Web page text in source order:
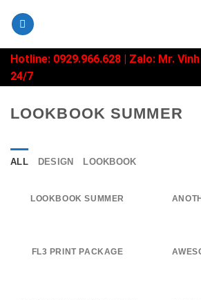
Hotline: 0929.966.628 | Zalo: Mr. Vinh
24/7
LOOKBOOK SUMMER
ALL DESIGN LOOKBOOK
LOOKBOOK SUMMER
FL3 PRINT PACKAGE